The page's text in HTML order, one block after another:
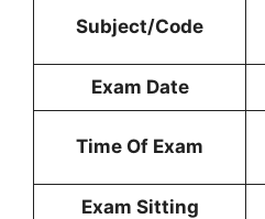
Subject/Code
Exam Date
Time Of Exam
Exam Sitting